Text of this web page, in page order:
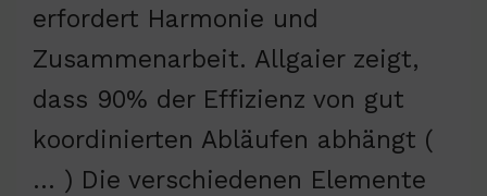
erfordert Harmonie und
Zusammenarbeit. Allgaier zeigt,
dass 90% der Effizienz von gut
koordinierten Abläufen abhängt (
… ) Die verschiedenen Elemente